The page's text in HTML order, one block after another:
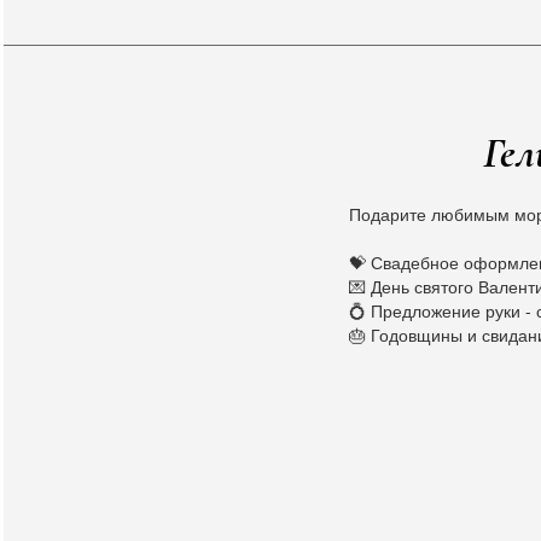
Подарите любимым
💝 Свадебное
💌 День святого
💍 Предложение руки -
🎂 Годовщины и